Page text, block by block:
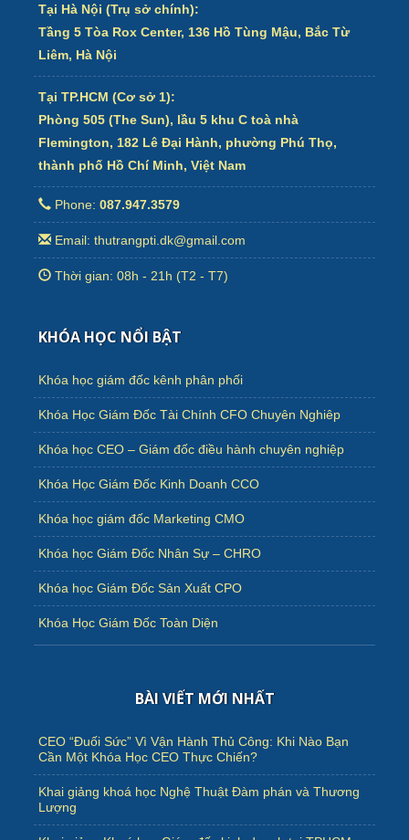
Tại Hà Nội (Trụ sở chính):
Tầng 5 Tòa Rox Center, 136 Hồ Tùng Mậu, Bắc Từ
Liêm, Hà Nội
Tại TP.HCM (Cơ sở 1):
Phòng 505 (The Sun), lầu 5 khu C toà nhà
Flemington, 182 Lê Đại Hành, phường Phú Thọ,
thành phố Hồ Chí Minh, Việt Nam
Phone:087.947.3579
Email: thutrangpti.dk@gmail.com
Thời gian: 08h - 21h (T2 - T7)
KHÓA HỌC NỔI BẬT
Khóa học giám đốc kênh phân phối
Khóa Học Giám Đốc Tài Chính CFO Chuyên Nghiêp
Khóa học CEO – Giám đốc điều hành chuyên nghiệp
Khóa Học Giám Đốc Kinh Doanh CCO
Khóa học giám đốc Marketing CMO
Khóa học Giám Đốc Nhân Sự – CHRO
Khóa học Giám Đốc Sản Xuất CPO
Khóa Học Giám Đốc Toàn Diện
BÀI VIẾT MỚI NHẤT
CEO “Đuối Sức” Vì Vận Hành Thủ Công: Khi Nào Bạn
Cần Một Khóa Học CEO Thực Chiến?
Khai giảng khoá học Nghệ Thuật Đàm phán và Thương
Lượng